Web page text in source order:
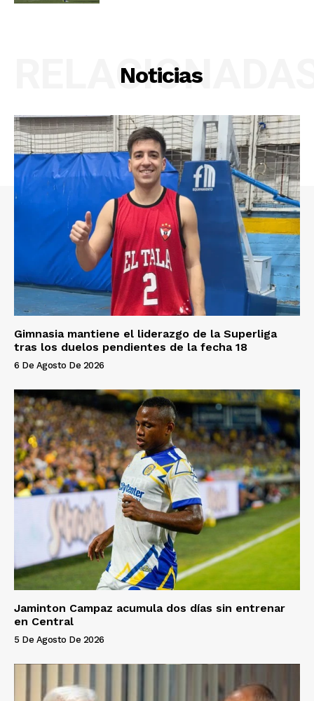
Noticias
Gimnasia mantiene el liderazgo de la Superliga
tras los duelos pendientes de la fecha 18
6 De Agosto De 2026
Jaminton Campaz acumula dos días sin entrenar
en Central
5 De Agosto De 2026